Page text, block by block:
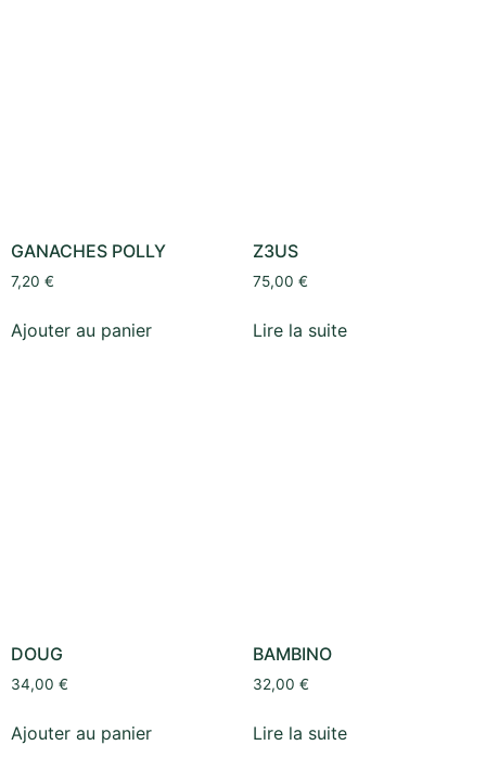
GANACHES POLLY
7,20 €
Ajouter au panier
Z3US
75,00 €
Lire la suite
DOUG
34,00 €
Ajouter au panier
BAMBINO
32,00 €
Lire la suite